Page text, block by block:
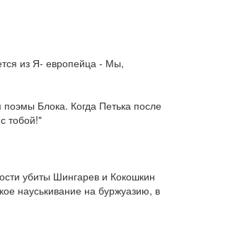
из Я- европейца - Мы,
Блока. Когда Петька после
тобой!"
убиты Шингарев и Кокошкин
науськивание на буржуазию, в